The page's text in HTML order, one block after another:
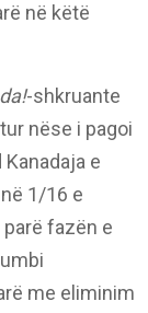
në këtë
-shkruante
nëse i pagoi
e
1/16 e
fazën e
me eliminim